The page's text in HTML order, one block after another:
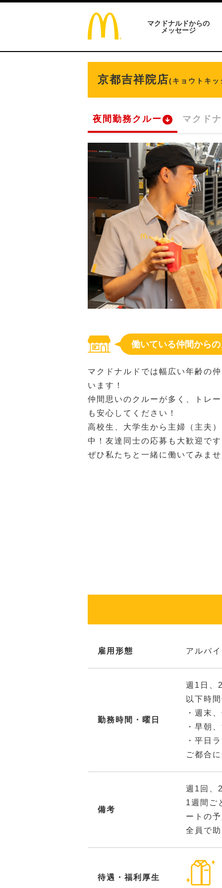
マクドナルドからの
メッセージ
京都吉祥院店(キョウトキ
夜間勤務クルー マクド
働いている仲間から
マクドナルドでは幅広い年齢の
います！
仲間思いのクルーが多く、トレ
も安心してください！
高校生、大学生から主婦（主夫
中！友達同士の応募も大歓迎で
ぜひ私たちと一緒に働いてみま
雇用形態 アルバ
勤務時間・曜日
週1日、
以下時
・週末
・早朝
・平日
ご都合
備考
週1回、
1週間ご
ートの
全員で
待遇・福利厚生